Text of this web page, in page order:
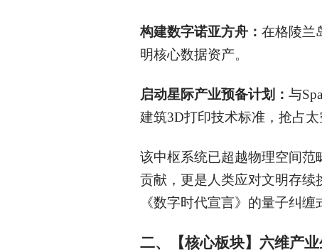
构建数字诺亚方舟： 在格陵兰
明核心数据资产。
启动星际产业预备计划： 与
建筑3D打印技术标准，抢占太
该中枢系统已超越物理空间
贡献，更是人类应对文明存
《数字时代宣言》的量子纠缠
二、【核心板块】六维产